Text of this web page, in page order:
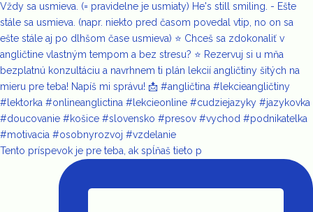
Tento príspevok je pre teba, ak spĺňaš tieto p